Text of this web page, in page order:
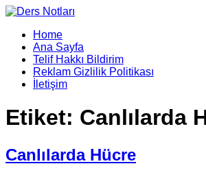
Home
Ana Sayfa
Telif Hakkı Bildirim
Reklam Gizlilik Politikası
İletişim
Etiket: Canlılarda
Canlılarda Hücre